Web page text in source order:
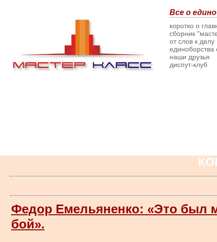
Все о
коротко о
сборник
от слов к делу
наши друзья
диспут-клуб
Федор Емельяненко: «Это был
бой».